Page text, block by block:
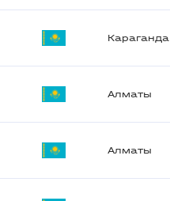
Караганда
Алматы
Алматы